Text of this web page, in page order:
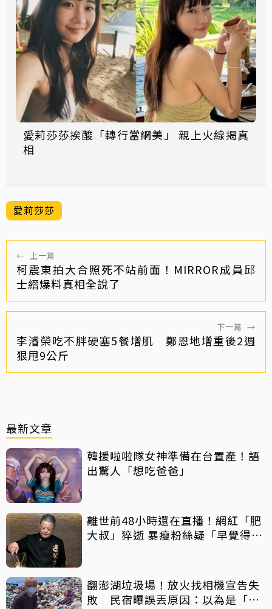
愛莉莎莎挨酸「轉行當網美」 親上火線揭真
相
愛莉莎莎
← 上一篇
柯震東拍大合照死不站前面！MIRROR成員邱
士縉爆料真相全說了
下一篇 →
李濬榮吃不胖硬塞5餐增肌 鄭恩地增重後2週
狠甩9公斤
最新文章
韓援啦啦隊女神準備在台置產！語
出驚人「想吃爸爸」
離世前48小時還在直播！網紅「肥
大叔」猝逝 暴瘦粉絲疑「早覺得不
翻澎湖垃圾場！放火找相機宣告失
敗 民宿曝誤丟原因：以為是「按